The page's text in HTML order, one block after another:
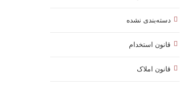
دسته‌بندی نشده
قانون استخدام
قانون املاک